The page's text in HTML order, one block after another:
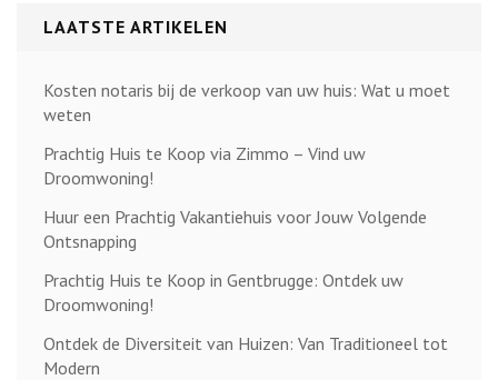
LAATSTE ARTIKELEN
Kosten notaris bij de verkoop van uw huis: Wat u moet
weten
Prachtig Huis te Koop via Zimmo – Vind uw
Droomwoning!
Huur een Prachtig Vakantiehuis voor Jouw Volgende
Ontsnapping
Prachtig Huis te Koop in Gentbrugge: Ontdek uw
Droomwoning!
Ontdek de Diversiteit van Huizen: Van Traditioneel tot
Modern